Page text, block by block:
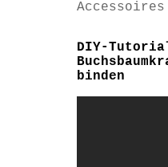
Accessoires
DIY-
binden